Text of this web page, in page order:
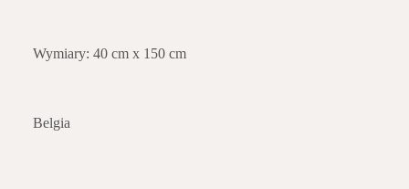
Wymiary: 40 cm x 150 cm
Belgia